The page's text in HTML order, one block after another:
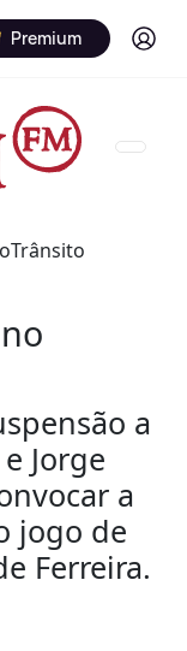
Premium Log in
Trânsito
a
Jorge
a
jogo de
Ferreira.